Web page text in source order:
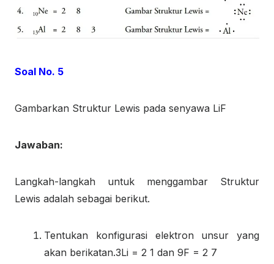
Soal No. 5
Gambarkan Struktur Lewis pada senyawa LiF
Jawaban:
Langkah-langkah untuk menggambar Struktur
Lewis adalah sebagai berikut.
Tentukan konfigurasi elektron unsur yang
akan berikatan.3Li = 2 1 dan 9F = 2 7